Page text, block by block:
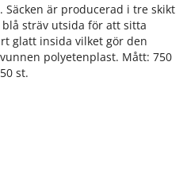
Säcken är producerad i tre skikt
sträv utsida för att sitta
glatt insida vilket gör den
polyetenplast. Mått: 750
st.